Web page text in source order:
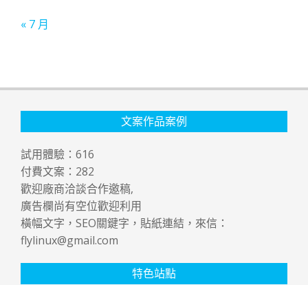
« 7 月
文案作品案例
試用體驗： 616
付費文案： 282
歡迎廠商洽談合作邀稿,
廣告欄尚有空位歡迎利用
橫幅文字，SEO關鍵字，貼紙連結，來信：
flylinux@gmail.com
特色站點